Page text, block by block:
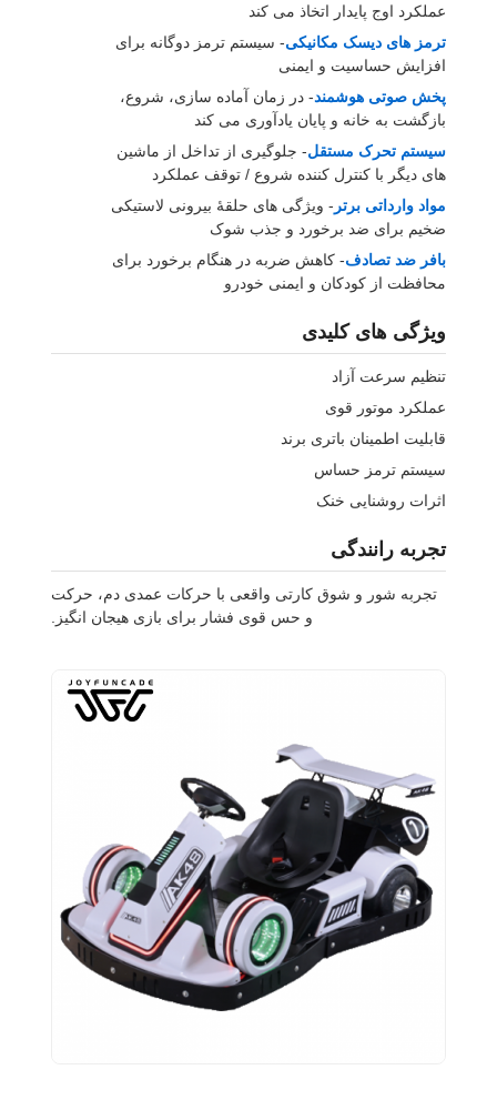
عملکرد اوج پایدار اتخاذ می کند
ترمز های دیسک مکانیکی- سیستم ترمز دوگانه برای
افزایش حساسیت و ایمنی
پخش صوتی هوشمند- در زمان آماده سازی، شروع،
بازگشت به خانه و پایان یادآوری می کند
سیستم تحرک مستقل- جلوگیری از تداخل از ماشین
های دیگر با کنترل کننده شروع / توقف عملکرد
مواد وارداتی برتر - ویژگی های حلقۀ بیرونی لاستیکی
ضخیم برای ضد برخورد و جذب شوک
بافر ضد تصادف- کاهش ضربه در هنگام برخورد برای
محافظت از کودکان و ایمنی خودرو
ویژگی های کلیدی
تنظیم سرعت آزاد
عملکرد موتور قوی
قابلیت اطمینان باتری برند
سیستم ترمز حساس
اثرات روشنایی خنک
تجربه رانندگی
تجربه شور و شوق کارتی واقعی با حرکات عمدی دم، حرکت
و حس قوی فشار برای بازی هیجان انگیز.